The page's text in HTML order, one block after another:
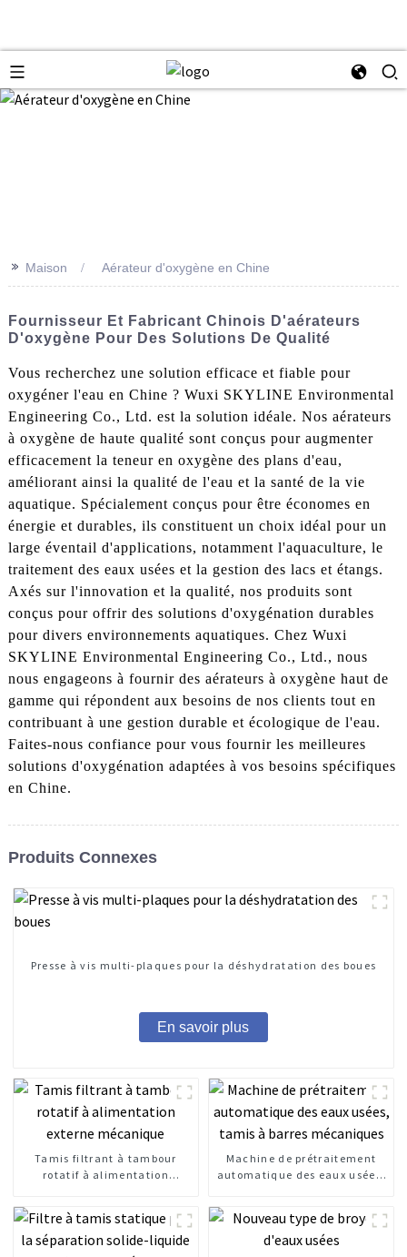
>> Maison Aérateur d'oxygène en Chine
Fournisseur Et Fabricant Chinois D'aérateurs
D'oxygène Pour Des Solutions De Qualité
Vous recherchez une solution efficace et fiable pour
oxygéner l'eau en Chine ? Wuxi SKYLINE Environmental
Engineering Co., Ltd. est la solution idéale. Nos aérateurs
à oxygène de haute qualité sont conçus pour augmenter
efficacement la teneur en oxygène des plans d'eau,
améliorant ainsi la qualité de l'eau et la santé de la vie
aquatique. Spécialement conçus pour être économes en
énergie et durables, ils constituent un choix idéal pour un
large éventail d'applications, notamment l'aquaculture, le
traitement des eaux usées et la gestion des lacs et étangs.
Axés sur l'innovation et la qualité, nos produits sont
conçus pour offrir des solutions d'oxygénation durables
pour divers environnements aquatiques. Chez Wuxi
SKYLINE Environmental Engineering Co., Ltd., nous
nous engageons à fournir des aérateurs à oxygène haut de
gamme qui répondent aux besoins de nos clients tout en
contribuant à une gestion durable et écologique de l'eau.
Faites-nous confiance pour vous fournir les meilleures
solutions d'oxygénation adaptées à vos besoins spécifiques
en Chine.
Produits Connexes
Presse à vis multi-plaques pour la déshydratation des boues
En savoir plus
Tamis filtrant à tambour
rotatif à alimentation
Machine de prétraitement
automatique des eaux usées,